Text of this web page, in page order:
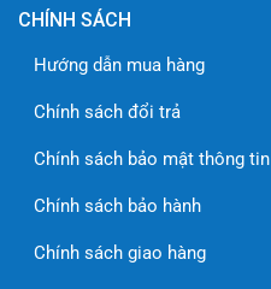
CHÍNH SÁCH
Hướng dẫn mua hàng
Chính sách đổi trả
Chính sách bảo mật thông tin
Chính sách bảo hành
Chính sách giao hàng